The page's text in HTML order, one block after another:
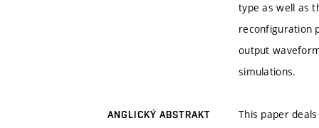
type as well as
reconfiguration
output
simulations.
ANGLICKÝ ABSTRAKT
This paper